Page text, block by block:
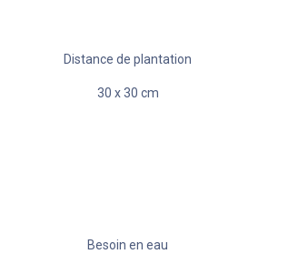
Distance de plantation
30 x30 cm
Besoin en eau